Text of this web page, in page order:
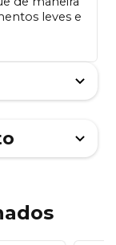
leves e